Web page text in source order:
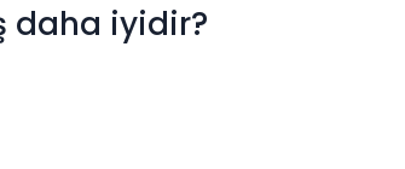
daha iyidir?